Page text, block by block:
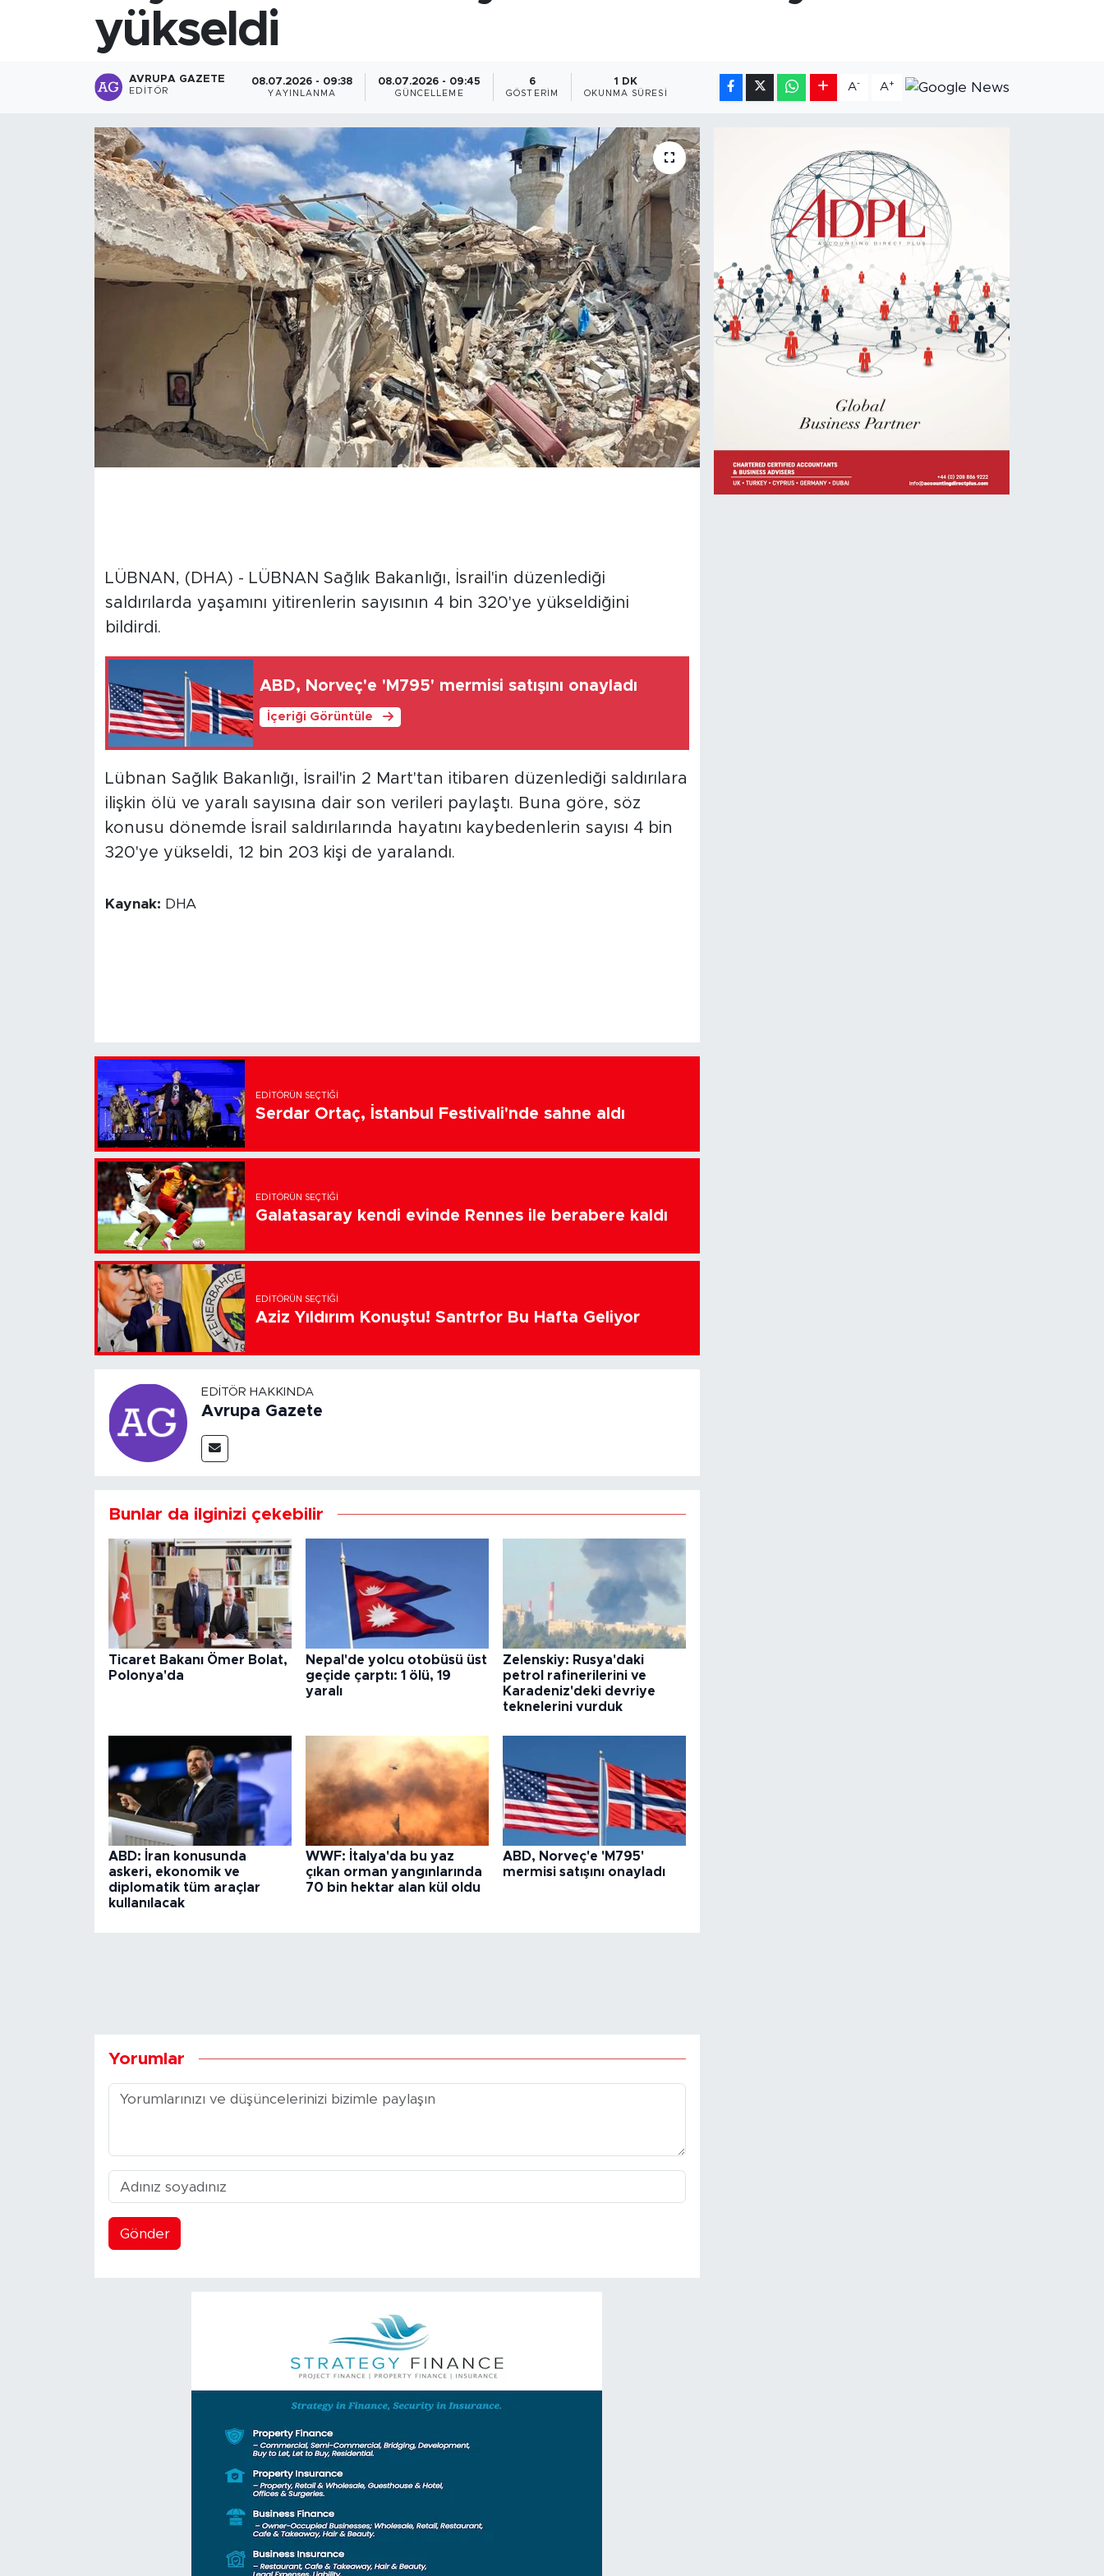
yükseldi
AVRUPA GAZETE
EDITÖR
08.07.2026 - 09:38
YAYINLANMA
08.07.2026 - 09:45
GÜNCELLEME
6
GÖSTERIM
1 DK
OKUNMA SÜRESI
A- A+
LÜBNAN, (DHA) - LÜBNAN Sağlık Bakanlığı, İsrail'in düzenlediği
saldırılarda yaşamını yitirenlerin sayısının 4 bin 320'ye yükseldiğini
bildirdi.
ABD, Norveç'e 'M795' mermisi satışını onayladı
İçeriği Görüntüle
Lübnan Sağlık Bakanlığı, İsrail'in 2 Mart'tan itibaren düzenlediği saldırılara
ilişkin ölü ve yaralı sayısına dair son verileri paylaştı. Buna göre, söz
konusu dönemde İsrail saldırılarında hayatını kaybedenlerin sayısı 4 bin
320'ye yükseldi, 12 bin 203 kişi de yaralandı.
Kaynak: DHA
EDITÖRÜN SEÇTIĞI
Serdar Ortaç, İstanbul Festivali'nde sahne aldı
EDITÖRÜN SEÇTIĞI
Galatasaray kendi evinde Rennes ile berabere kaldı
EDITÖRÜN SEÇTIĞI
Aziz Yıldırım Konuştu! Santrfor Bu Hafta Geliyor
EDITÖR HAKKINDA
Avrupa Gazete
Bunlar da ilginizi çekebilir
Ticaret Bakanı Ömer Bolat,
Polonya'da
Nepal'de yolcu otobüsü üst
geçide çarptı: 1 ölü, 19
yaralı
Zelenskiy: Rusya'daki
petrol rafinerilerini ve
Karadeniz'deki devriye
teknelerini vurduk
ABD: İran konusunda
askeri, ekonomik ve
diplomatik tüm araçlar
kullanılacak
WWF: İtalya'da bu yaz
çıkan orman yangınlarında
70 bin hektar alan kül oldu
ABD, Norveç'e 'M795'
mermisi satışını onayladı
Yorumlar
Gönder